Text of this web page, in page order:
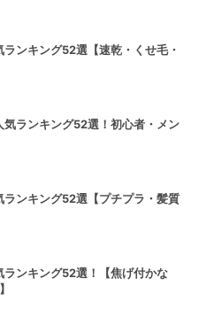
ランキング52選【速乾・くせ毛・
気ランキング52選！初心者・メン
ランキング52選【プチプラ・髪質
ランキング52選！【焦げ付かな